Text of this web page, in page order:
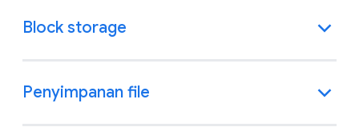
Block storage
Penyimpanan file